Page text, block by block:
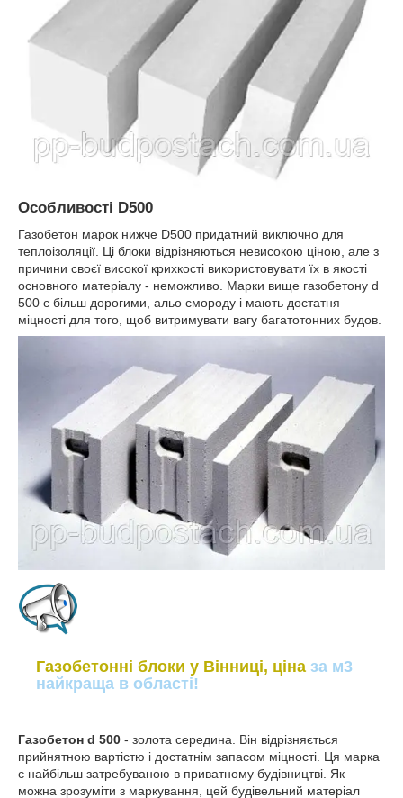
Особливості D500
Газобетон марок нижче D500 придатний виключно для
теплоізоляції. Ці блоки відрізняються невисокою ціною, але з
причини своєї високої крихкості використовувати їх в якості
основного матеріалу - неможливо. Марки вище газобетону d
500 є більш дорогими, альо смороду і мають достатня
міцності для того, щоб витримувати вагу багатотонних будов.
Газобетонні блоки у Вінниці, ціна за м3
найкраща в області!
Газобетон d 500 - золота середина. Він відрізняється
прийнятною вартістю і достатнім запасом міцності. Ця марка
є найбільш затребуваною в приватному будівництві. Як
можна зрозуміти з маркування, цей будівельний матеріал